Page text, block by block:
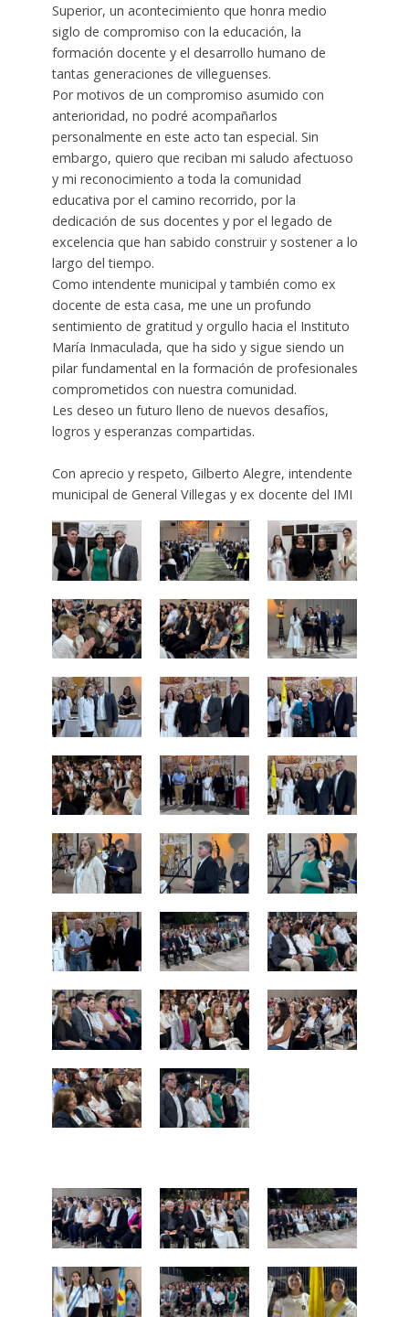
Superior, un acontecimiento que honra medio
siglo de compromiso con la educación, la
formación docente y el desarrollo humano de
tantas generaciones de villeguenses.
Por motivos de un compromiso asumido con
anterioridad, no podré acompañarlos
personalmente en este acto tan especial. Sin
embargo, quiero que reciban mi saludo afectuoso
y mi reconocimiento a toda la comunidad
educativa por el camino recorrido, por la
dedicación de sus docentes y por el legado de
excelencia que han sabido construir y sostener a lo
largo del tiempo.
Como intendente municipal y también como ex
docente de esta casa, me une un profundo
sentimiento de gratitud y orgullo hacia el Instituto
María Inmaculada, que ha sido y sigue siendo un
pilar fundamental en la formación de profesionales
comprometidos con nuestra comunidad.
Les deseo un futuro lleno de nuevos desafíos,
logros y esperanzas compartidas.
Con aprecio y respeto, Gilberto Alegre, intendente
municipal de General Villegas y ex docente del IMI